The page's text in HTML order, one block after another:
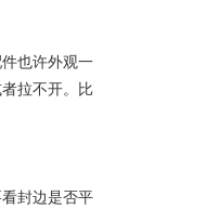
也许外观一
拉不开。比
封边是否平